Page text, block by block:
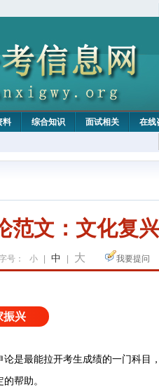
料 综合知识 面试相关 在线
范文：文化复
号： 小 中 大 我要提问
振兴
是最能拉开考生成绩的一门科目
帮助。